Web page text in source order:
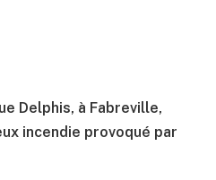
Delphis, à Fabreville,
incendie provoqué par